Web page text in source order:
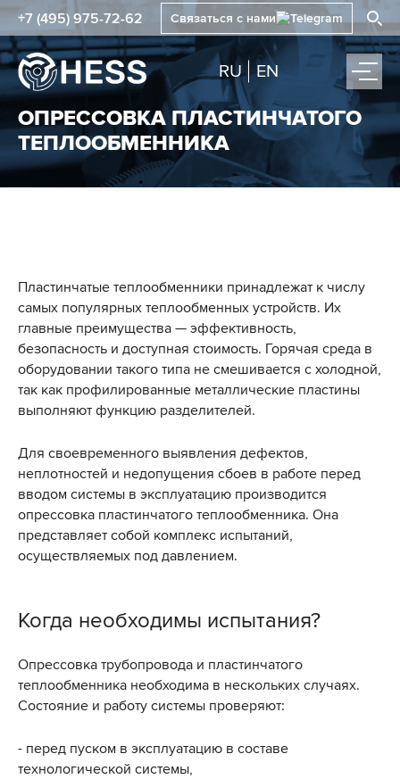
+7 (495) 975-72-62 Связаться с нами
RU EN
ОПРЕССОВКА ПЛАСТИНЧАТОГО
ТЕПЛООБМЕННИКА
Пластинчатые теплообменники принадлежат к числу
самых популярных теплообменных устройств. Их
главные преимущества — эффективность,
безопасность и доступная стоимость. Горячая среда в
оборудовании такого типа не смешивается с холодной,
так как профилированные металлические пластины
выполняют функцию разделителей.
Для своевременного выявления дефектов,
неплотностей и недопущения сбоев в работе перед
вводом системы в эксплуатацию производится
опрессовка пластинчатого теплообменника. Она
представляет собой комплекс испытаний,
осуществляемых под давлением.
Когда необходимы испытания?
Опрессовка трубопровода и пластинчатого
теплообменника необходима в нескольких случаях.
Состояние и работу системы проверяют:
- перед пуском в эксплуатацию в составе
технологической системы,